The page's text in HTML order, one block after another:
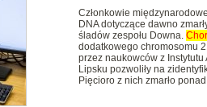
Członkowie
DNA dotyczące dawno
śladów zespołu Downa.
dodatkowego chromosomu
przez naukowców z
Lipsku pozwoliły na
Pięcioro z nich zmarło